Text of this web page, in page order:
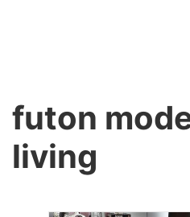
futon
living